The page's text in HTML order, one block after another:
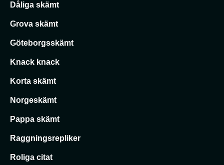
Dåliga skämt
Grova skämt
Göteborgsskämt
Knack knack
Korta skämt
Norgeskämt
Pappa skämt
Raggningsrepliker
Roliga citat